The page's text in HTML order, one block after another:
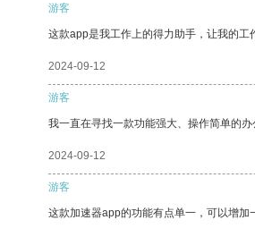
游客
这款app是我工作上的得力助手，让我的工
2024-09-12
游客
我一直在寻找一款功能强大、操作简单的
2024-09-12
游客
这款加速器app的功能有点单一，可以增加